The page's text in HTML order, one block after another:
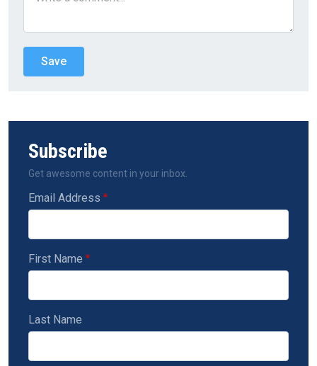
Subscribe
Get awesome content in your inbox.
Email Address
First Name
Last Name